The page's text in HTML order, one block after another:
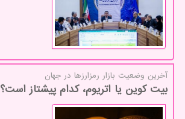
آخرین وضعیت بازار رمزارزها در جهان
بیت کوین یا اتریوم، کدام پیشتاز است؟